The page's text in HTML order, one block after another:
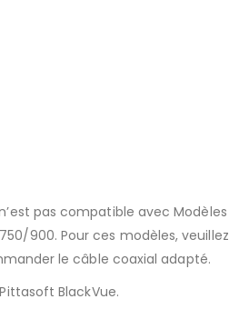
pas compatible avec Modèles
900. Pour ces modèles, veuillez
le câble coaxial adapté.
BlackVue.